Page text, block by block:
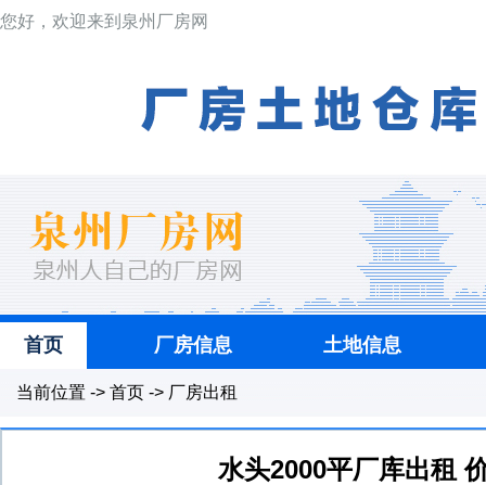
您好，欢迎来到泉州厂房网
首页 厂房信息 土地信息
当前位置 -> 首页 -> 厂房出租
水头2000平厂库出租